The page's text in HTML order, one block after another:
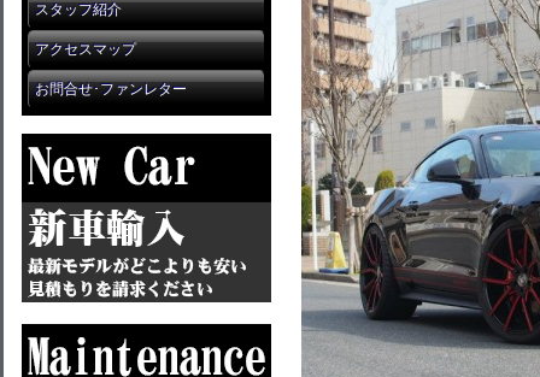
スタッフ紹介
アクセスマップ
お問合せ･ファンレター